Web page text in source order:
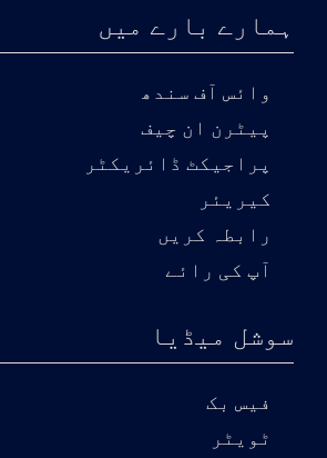
ہمارے بارے میں
وائس آف سندھ
پیٹرن ان چیف
پراجیکٹ ڈائریکٹر
کیریئر
رابطہ کریں
آپ کی رائے
سوشل میڈیا
فیس بک
ٹویٹر